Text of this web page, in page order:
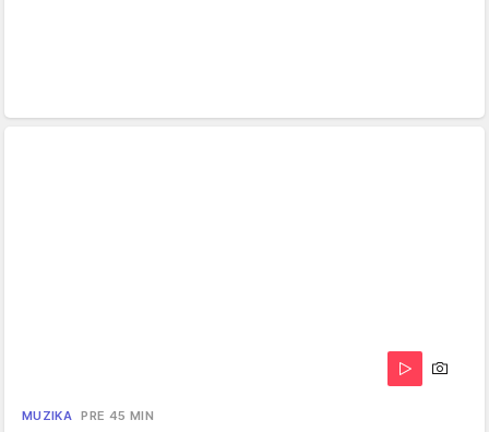
MUZIKA PRE 45 MIN